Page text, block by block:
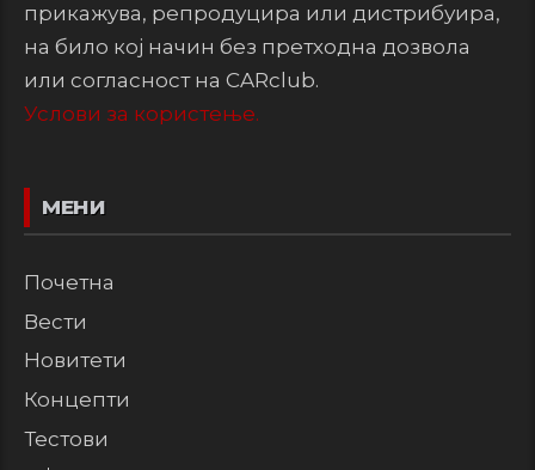
прикажува, репродуцира или дистрибуира,
на било кој начин без претходна дозвола
или согласност на CARclub.
Услови за користење.
МЕНИ
Почетна
Вести
Новитети
Концепти
Тестови